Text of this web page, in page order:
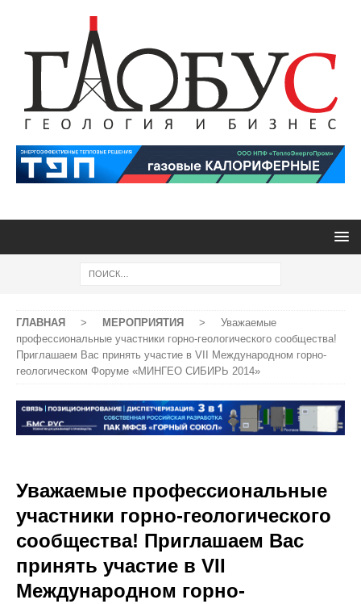
ГЛАВНАЯ > МЕРОПРИЯТИЯ >
Уважаемые
профессиональные участники горно-геологического сообщества!
Приглашаем Вас принять участие в VII Международном горно-
геологическом Форуме «МИНГЕО СИБИРЬ 2014»
Уважаемые профессиональные
участники горно-геологического
сообщества! Приглашаем Вас
принять участие в VII
Международном горно-